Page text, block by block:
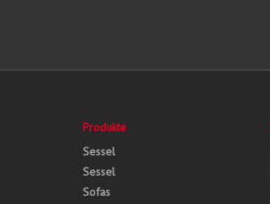
Produkte
Sessel
Sessel
Sofas